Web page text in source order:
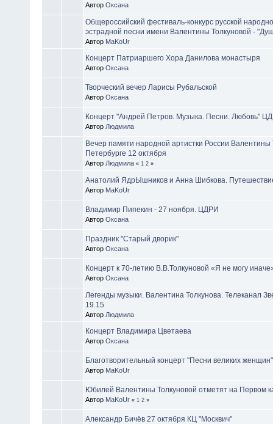
Автор Оксана
Общероссийский фестиваль-конкурс русской
эстрадной песни имени Валентины Толкуновой -
Автор MaKoUr
Концерт Патриаршего Хора Данилова монастыря
Автор Оксана
Творческий вечер Ларисы Рубальской
Автор Оксана
Концерт "Андрей Петров. Музыка. Песни. Любовь"
Автор Людмила
Вечер памяти народной артистки России Валентины
Петербурге 12 октября
Автор Людмила « 1 2 »
Анатолий ЯдрЫшников и Анна Шибкова.
Автор MaKoUr
Владимир Пипекин - 27 ноября. ЦДРИ
Автор Оксана
Праздник "Старый дворик"
Автор Оксана
Концерт к 70-летию В.В.Толкуновой «Я не могу
Автор Оксана
Легенды музыки. Валентина Толкунова. Телеканал
19.15
Автор Людмила
Концерт Владимира Цветаева
Автор Оксана
Благотворительный концерт "Песни великих женщин"
Автор MaKoUr
Юбилей Валентины Толкуновой отметят на Первом
Автор MaKoUr « 1 2 »
Александр Бичёв 27 октября КЦ "Москвич"